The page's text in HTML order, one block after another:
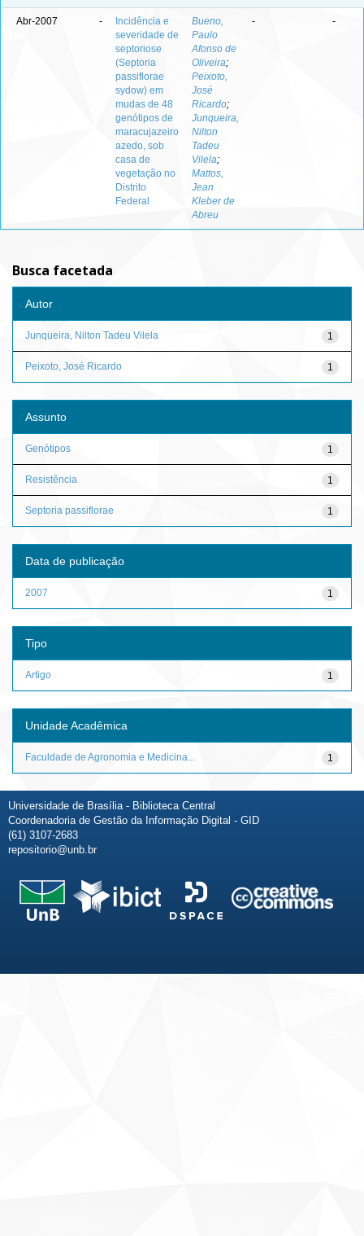
Abr-2007 -
Incidência e
severidade de
septoriose
(Septoria
passiflorae
sydow) em
mudas de 48
genótipos de
maracujazeiro
azedo, sob
casa de
vegetação no
Distrito
Federal
Bueno,
Paulo
Afonso de
Oliveira;
Peixoto,
José
Ricardo;
Junqueira,
Nilton
Tadeu
Vilela;
Mattos,
Jean
Kleber de
Abreu
- -
Busca facetada
Autor
1
Junqueira, Nilton Tadeu Vilela
1
Peixoto, José Ricardo
Assunto
1
Genótipos
1
Resistência
1
Septoria passiflorae
Data de publicação
1
2007
Tipo
1
Artigo
Unidade Acadêmica
1
Faculdade de Agronomia e Medicina...
Universidade de Brasília - Biblioteca Central
Coordenadoria de Gestão da Informação Digital - GID
(61) 3107-2683
repositorio@unb.br